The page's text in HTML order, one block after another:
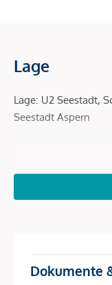
Lage
Lage: U2 Seestadt,
Seestadt Aspern
Ihre neue
Büro-, Praxis- und
Dokumente